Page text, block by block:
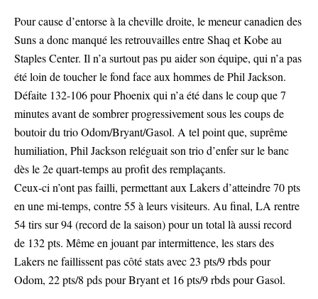
Pour cause d’entorse à la cheville droite, le meneur canadien des
Suns a donc manqué les retrouvailles entre Shaq et Kobe au
Staples Center. Il n’a surtout pas pu aider son équipe, qui n’a pas
été loin de toucher le fond face aux hommes de Phil Jackson.
Défaite 132-106 pour Phoenix qui n’a été dans le coup que 7
minutes avant de sombrer progressivement sous les coups de
boutoir du trio Odom/Bryant/Gasol. A tel point que, suprême
humiliation, Phil Jackson reléguait son trio d’enfer sur le banc
dès le 2e quart-temps au profit des remplaçants.
Ceux-ci n’ont pas failli, permettant aux Lakers d’atteindre 70 pts
en une mi-temps, contre 55 à leurs visiteurs. Au final, LA rentre
54 tirs sur 94 (record de la saison) pour un total là aussi record
de 132 pts. Même en jouant par intermittence, les stars des
Lakers ne faillissent pas côté stats avec 23 pts/9 rbds pour
Odom, 22 pts/8 pds pour Bryant et 16 pts/9 rbds pour Gasol.